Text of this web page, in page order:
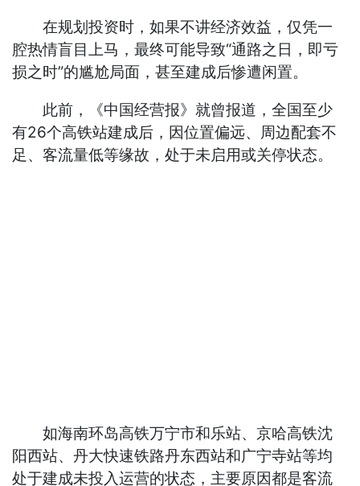
在规划投资时，如果不讲经济效益，仅凭一
腔热情盲目上马，最终可能导致“通路之日，即亏
损之时”的尴尬局面，甚至建成后惨遭闲置。
此前，《中国经营报》就曾报道，全国至少
有26个高铁站建成后，因位置偏远、周边配套不
足、客流量低等缘故，处于未启用或关停状态。
如海南环岛高铁万宁市和乐站、京哈高铁沈
阳西站、丹大快速铁路丹东西站和广宁寺站等均
处于建成未投入运营的状态，主要原因都是客流